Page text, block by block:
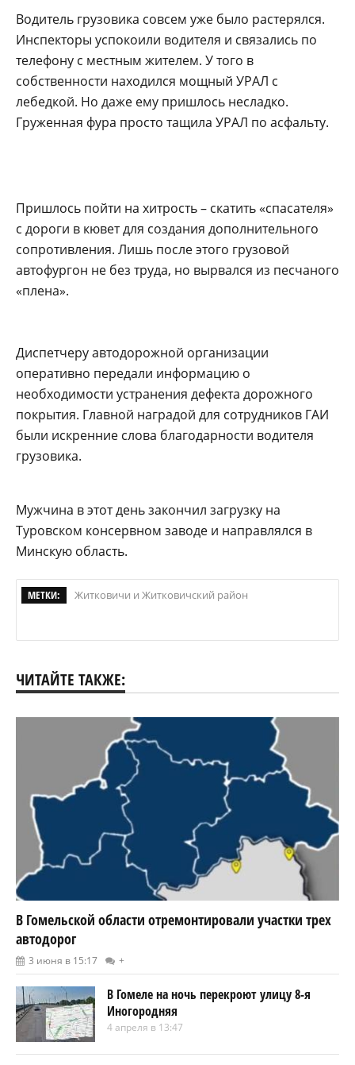
Водитель грузовика совсем уже было растерялся.
Инспекторы успокоили водителя и связались по
телефону с местным жителем. У того в
собственности находился мощный УРАЛ с
лебедкой. Но даже ему пришлось несладко.
Груженная фура просто тащила УРАЛ по асфальту.
Пришлось пойти на хитрость – скатить «спасателя»
с дороги в кювет для создания дополнительного
сопротивления. Лишь после этого грузовой
автофургон не без труда, но вырвался из песчаного
«плена».
Диспетчеру автодорожной организации
оперативно передали информацию о
необходимости устранения дефекта дорожного
покрытия. Главной наградой для сотрудников ГАИ
были искренние слова благодарности водителя
грузовика.
Мужчина в этот день закончил загрузку на
Туровском консервном заводе и направлялся в
Минскую область.
МЕТКИ: Житковичи и Житковичский район
ЧИТАЙТЕ ТАКЖЕ:
В Гомельской области отремонтировали участки трех
автодорог
3 июня в 15:17 +
В Гомеле на ночь перекроют улицу 8-я
Иногородняя
4 апреля в 13:47